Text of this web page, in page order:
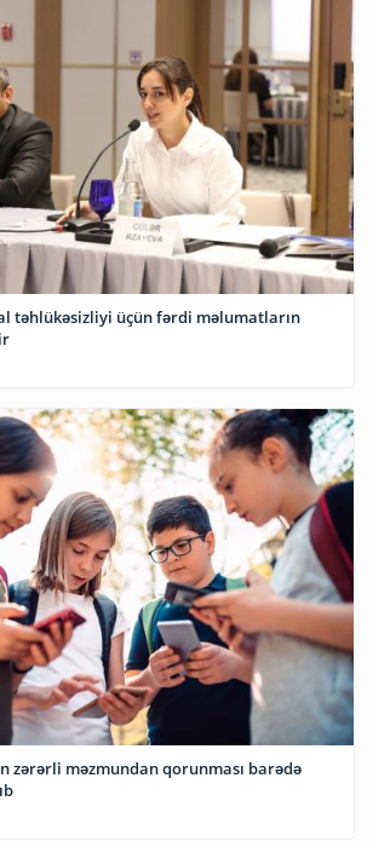
təhlükəsizliyi üçün fərdi məlumatların
zərərli məzmundan qorunması barədə